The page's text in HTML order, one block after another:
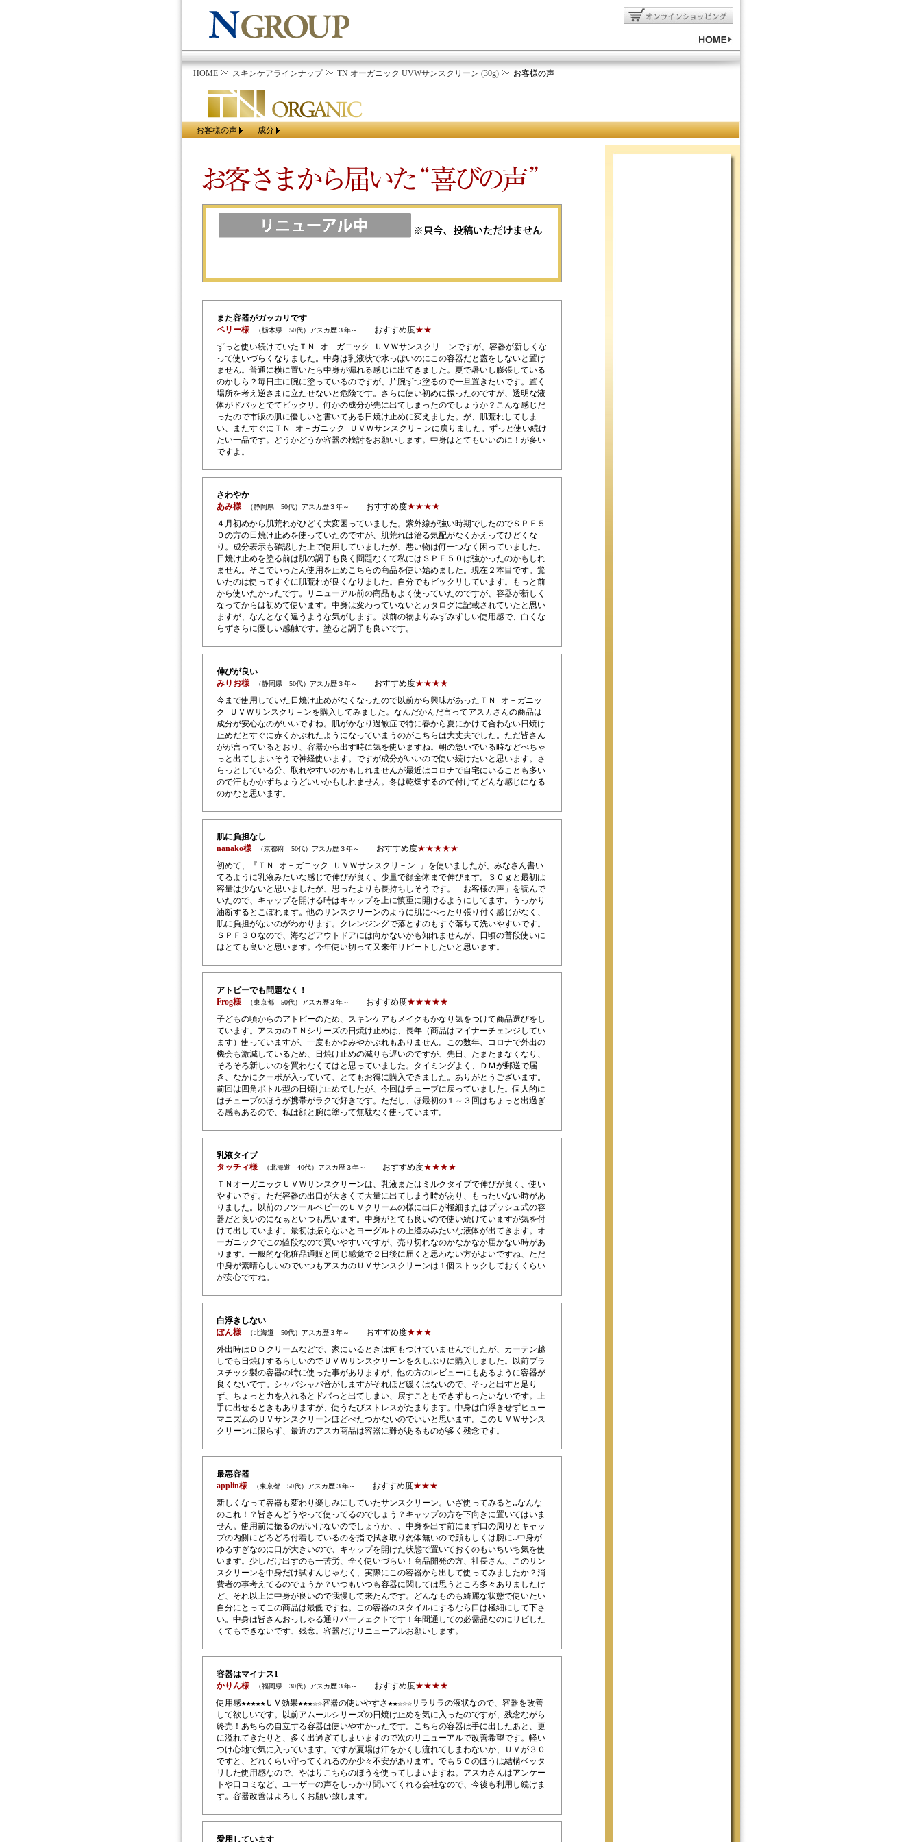
HOME スキンケアラインナップ TN オーガニック UVWサンスクリーン (30g) お客様の声
お客様の声 成分
また容器がガッカリです
ベリー様
（栃木県 50代）アスカ歴３年～ おすすめ度★★
ずっと使い続けていたＴＮ オ－ガニック ＵＶＷサンスクリ－ンですが、容器が新しくな
って使いづらくなりました。中身は乳液状で水っぽいのにこの容器だと蓋をしないと置け
ません。普通に横に置いたら中身が漏れる感じに出てきました。夏で暑いし膨張している
のかしら？毎日主に腕に塗っているのですが、片腕ずつ塗るので一旦置きたいです。置く
場所を考え逆さまに立たせないと危険です。さらに使い初めに振ったのですが、透明な液
体がドバッとでてビックリ。何かの成分が先に出てしまったのでしょうか？こんな感じだ
ったので市販の肌に優しいと書いてある日焼け止めに変えました。が、肌荒れしてしま
い、またすぐにＴＮ オ－ガニック ＵＶＷサンスクリ－ンに戻りました。ずっと使い続け
たい一品です。どうかどうか容器の検討をお願いします。中身はとてもいいのに！が多い
ですよ。
さわやか
あみ様
（静岡県 50代）アスカ歴３年～ おすすめ度★★★★
４月初めから肌荒れがひどく大変困っていました。紫外線が強い時期でしたのでＳＰＦ５
０の方の日焼け止めを使っていたのですが、肌荒れは治る気配がなくかえってひどくな
り。成分表示も確認した上で使用していましたが、悪い物は何一つなく困っていました。
日焼け止めを塗る前は肌の調子も良く問題なくて私にはＳＰＦ５０は強かったのかもしれ
ません。そこでいったん使用を止めこちらの商品を使い始めました。現在２本目です。驚
いたのは使ってすぐに肌荒れが良くなりました。自分でもビックリしています。もっと前
から使いたかったです。リニューアル前の商品もよく使っていたのですが、容器が新しく
なってからは初めて使います。中身は変わっていないとカタログに記載されていたと思い
ますが、なんとなく違うような気がします。以前の物よりみずみずしい使用感で、白くな
らずさらに優しい感触です。塗ると調子も良いです。
伸びが良い
みりお様
（静岡県 50代）アスカ歴３年～ おすすめ度★★★★
今まで使用していた日焼け止めがなくなったので以前から興味があったＴＮ オ－ガニッ
ク ＵＶＷサンスクリ－ンを購入してみました。なんだかんだ言ってアスカさんの商品は
成分が安心なのがいいですね。肌がかなり過敏症で特に春から夏にかけて合わない日焼け
止めだとすぐに赤くかぶれたようになっていまうのがこちらは大丈夫でした。ただ皆さん
がが言っているとおり、容器から出す時に気を使いますね。朝の急いでいる時などべちゃ
っと出てしまいそうで神経使います。ですが成分がいいので使い続けたいと思います。さ
らっとしている分、取れやすいのかもしれませんが最近はコロナで自宅にいることも多い
ので汗もかかずちょうどいいかもしれません。冬は乾燥するので付けてどんな感じになる
のかなと思います。
肌に負担なし
nanako様
（京都府 50代）アスカ歴３年～ おすすめ度★★★★★
初めて、『ＴＮ オ－ガニック ＵＶＷサンスクリ－ン 』を使いましたが、みなさん書い
てるように乳液みたいな感じで伸びが良く、少量で顔全体まで伸びます。３０ｇと最初は
容量は少ないと思いましたが、思ったよりも長持ちしそうです。「お客様の声」を読んで
いたので、キャップを開ける時はキャップを上に慎重に開けるようにしてます。うっかり
油断するとこぼれます。他のサンスクリーンのように肌にべったり張り付く感じがなく、
肌に負担がないのがわかります。クレンジングで落とすのもすぐ落ちて洗いやすいです。
ＳＰＦ３０なので、海などアウトドアには向かないかも知れませんが、日頃の普段使いに
はとても良いと思います。今年使い切って又来年リピートしたいと思います。
アトピーでも問題なく！
Frog様
（東京都 50代）アスカ歴３年～ おすすめ度★★★★★
子どもの頃からのアトピーのため、スキンケアもメイクもかなり気をつけて商品選びをし
ています。アスカのＴＮシリーズの日焼け止めは、長年（商品はマイナーチェンジしてい
ます）使っていますが、一度もかゆみやかぶれもありません。この数年、コロナで外出の
機会も激減しているため、日焼け止めの減りも遅いのですが、先日、たまたまなくなり、
そろそろ新しいのを買わなくてはと思っていました。タイミングよく、ＤＭが郵送で届
き、なかにクーポが入っていて、とてもお得に購入できました。ありがとうございます。
前回は四角ボトル型の日焼け止めでしたが、今回はチューブに戻っていました。個人的に
はチューブのほうが携帯がラクで好きです。ただし、ほ最初の１～３回はちょっと出過ぎ
る感もあるので、私は顔と腕に塗って無駄なく使っています。
乳液タイプ
タッチィ様
（北海道 40代）アスカ歴３年～ おすすめ度★★★★
ＴＮオーガニックＵＶＷサンスクリーンは、乳液またはミルクタイプで伸びが良く、使い
やすいです。ただ容器の出口が大きくて大量に出てしまう時があり、もったいない時があ
りました。以前のフツールベビーのＵＶクリームの様に出口が極細またはプッシュ式の容
器だと良いのになぁといつも思います。中身がとても良いので使い続けていますが気を付
けて出しています。最初は振らないとヨーグルトの上澄みみたいな液体が出てきます。オ
ーガニックでこの値段なので買いやすいですが、売り切れなのかなかなか届かない時があ
ります。一般的な化粧品通販と同じ感覚で２日後に届くと思わない方がよいですね、ただ
中身が素晴らしいのでいつもアスカのＵＶサンスクリーンは１個ストックしておくくらい
が安心ですね。
白浮きしない
ぽん様
（北海道 50代）アスカ歴３年～ おすすめ度★★★
外出時はＤＤクリームなどで、家にいるときは何もつけていませんでしたが、カーテン越
しでも日焼けするらしいのでＵＶＷサンスクリーンを久しぶりに購入しました。以前プラ
スチック製の容器の時に使った事がありますが、他の方のレビューにもあるように容器が
良くないです。シャバシャバ音がしますがそれほど緩くはないので、そっと出すと足り
ず、ちょっと力を入れるとドバっと出てしまい、戻すこともできずもったいないです。上
手に出せるときもありますが、使うたびストレスがたまります。中身は白浮きせずヒュー
マニズムのＵＶサンスクリーンほどべたつかないのでいいと思います。このＵＶＷサンス
クリーンに限らず、最近のアスカ商品は容器に難があるものが多く残念です。
最悪容器
applin様
（東京都 50代）アスカ歴３年～ おすすめ度★★★
新しくなって容器も変わり楽しみにしていたサンスクリーン。いざ使ってみると…なんな
のこれ！？皆さんどうやって使ってるのでしょう？キャップの方を下向きに置いてはいま
せん。使用前に振るのがいけないのでしょうか、、中身を出す前にまず口の周りとキャッ
プの内側にどろどろ付着しているのを指で拭き取り勿体無いので顔もしくは腕に…中身が
ゆるすぎなのに口が大きいので、キャップを開けた状態で置いておくのもいちいち気を使
います。少しだけ出すのも一苦労、全く使いづらい！商品開発の方、社長さん、このサン
スクリーンを中身だけ試すんじゃなく、実際にこの容器から出して使ってみましたか？消
費者の事考えてるのでょうか？いつもいつも容器に関しては思うところ多々ありましたけ
ど、それ以上に中身が良いので我慢して来たんです。どんなものも綺麗な状態で使いたい
自分にとってこの商品は最低ですね。この容器のスタイルにするなら口は極細にして下さ
い。中身は皆さんおっしゃる通りパーフェクトです！年間通しての必需品なのにリピした
くてもできないです、残念。容器だけリニューアルお願いします。
容器はマイナス1
かりん様
（福岡県 30代）アスカ歴３年～ おすすめ度★★★★
使用感★★★★★ＵＶ効果★★★☆☆容器の使いやすさ★★☆☆☆サラサラの液状なので、容器を改善
して欲しいです。以前アムールシリーズの日焼け止めを気に入ったのですが、残念ながら
終売！あちらの自立する容器は使いやすかったです。こちらの容器は手に出したあと、更
に溢れてきたりと、多く出過ぎてしまいますので次のリニューアルで改善希望です。軽い
つけ心地で気に入っています。ですが夏場は汗をかくし流れてしまわないか、ＵＶが３０
ですと、どれくらい守ってくれるのか少々不安があります。でも５０のほうは結構ベッタ
リした使用感なので、やはりこちらのほうを使ってしまいますね。アスカさんはアンケー
トや口コミなど、ユーザーの声をしっかり聞いてくれる会社なので、今後も利用し続けま
す。容器改善はよろしくお願い致します。
愛用しています